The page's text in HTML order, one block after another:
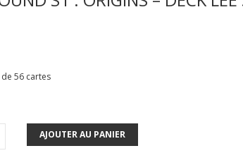
56 cartes
AJOUTER AU PANIER